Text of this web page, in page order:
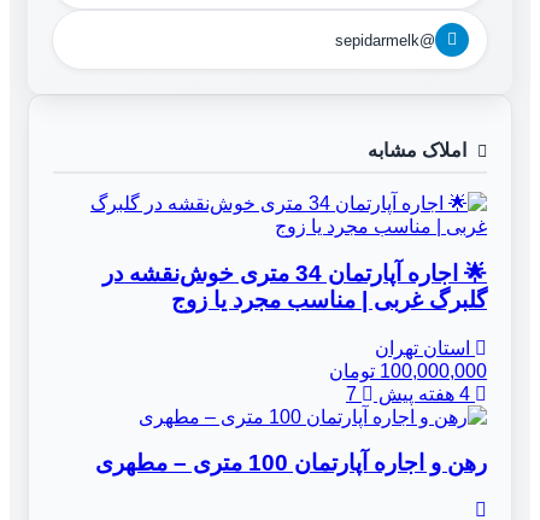
@sepidarmelk
املاک مشابه
🌟 اجاره آپارتمان 34 متری خوش‌نقشه در
گلبرگ غربی | مناسب مجرد یا زوج
استان تهران
100,000,000 تومان
رهن و اجاره آپارتمان 100 متری – مطهری